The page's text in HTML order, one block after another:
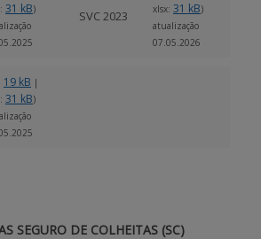
31 kB)
SVC 2023
xlsx: 31 kB)
atualização
07.05.2026
19 kB |
31 kB)
SEGURO DE COLHEITAS (SC)